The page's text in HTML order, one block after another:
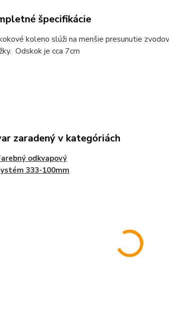
špecifikácie
koleno slúži na menšie presunutie
Odskok je cca 7cm
zaradený v kategóriách
odkvapový
333-100mm